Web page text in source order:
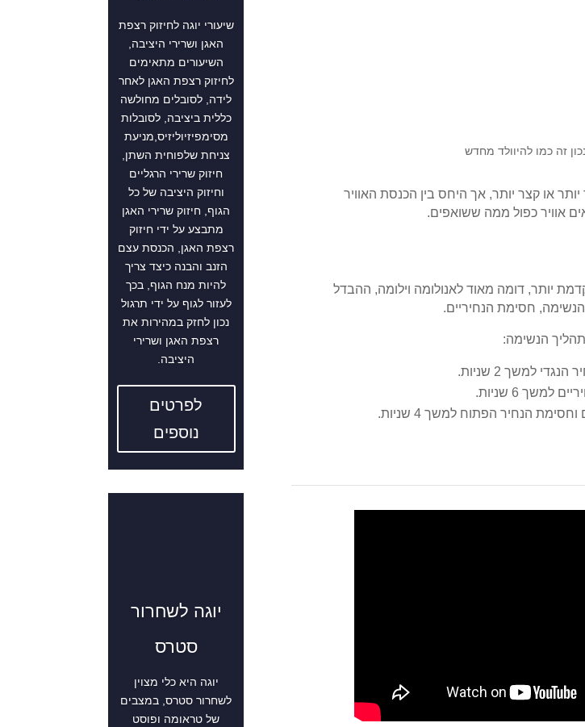
שיעורי יוגה לחיזוק רצפת
האגן ושרירי היציבה,
השיעורים מתאימים
לחיזוק רצפת האגן לאחר
לידה, לסובלים מחולשה
כללית ביציבה, לסובלות
מסימפיזיוליזיס,מניעת
צניחת שלפוחית השתן,
חיזוק שרירי הרגליים
וחיזוק היציבה של כל
הגוף, חיזוק שרירי האגן
מתבצע על ידי חיזוק
רצפת האגן, הכנסת עצם
הזנב והבנה כיצד צריך
להיות מנח הגוף, בכך
לעזור לגוף על ידי תרגול
נכון לחזק במהירות את
רצפת האגן ושרירי
היציבה.
לפרטים
נוספים
יוגה לשחרור
סטרס
יוגה היא כלי מצוין
לשחרור סטרס, במצבים
של טראומה ופוסט
זה כמו להיוולד מחדש
או קצר יותר, אך היחס בין הכנסת האוויר
יותר, דומה מאוד לאנולומה וילומה, ההבדל
חסימת הנחיריים.
הנשימה:
למשך 2 שניות.
6 שניות.
הנחיר הפתוח למשך 4 שניות.